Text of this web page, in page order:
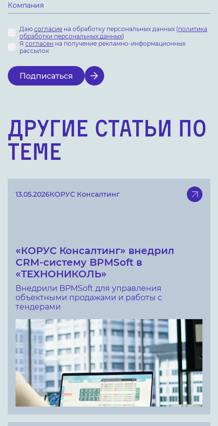
Даю согласие на обработку персональных данных (политика
обработки персональных данных)
Я согласен на получение рекламно-информационных
рассылок
Подписаться
Другие статьи по
теме
13.05.2026КОРУС Консалтинг
«КОРУС Консалтинг» внедрил
CRM-систему BPMSoft в
«ТЕХНОНИКОЛЬ»
Внедрили BPMSoft для управления
объектными продажами и работы с
тендерами